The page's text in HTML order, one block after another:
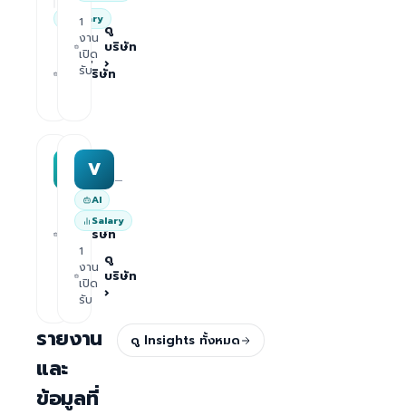
Salary
ดู
บริษัท
1
งาน
เปิด
รับ
ดู
บริษัท
›
MAA group
—
งาน ดู
บริษัท
V —
AI
Salary
1
งาน
เปิด
รับ
ดู
บริษัท
›
รายงาน
และ
ข้อมูลที่
ดู Insights ทั้งหมด